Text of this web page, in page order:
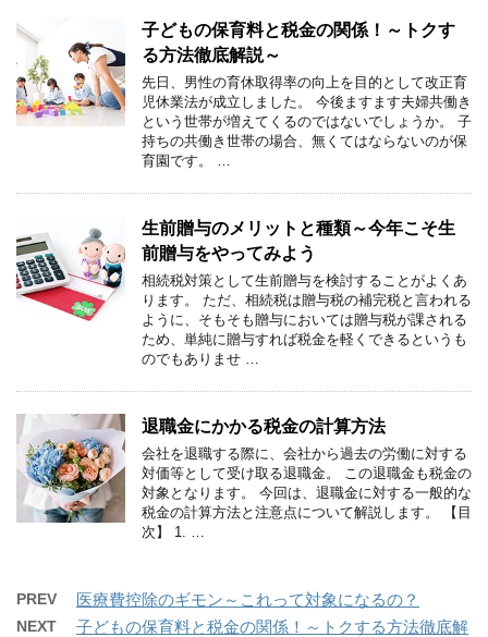
子どもの保育料と税金の関係！～トクす
る方法徹底解説～
先日、男性の育休取得率の向上を目的として改正育
児休業法が成立しました。 今後ますます夫婦共働き
という世帯が増えてくるのではないでしょうか。 子
持ちの共働き世帯の場合、無くてはならないのが保
育園です。 …
生前贈与のメリットと種類～今年こそ生
前贈与をやってみよう
相続税対策として生前贈与を検討することがよくあ
ります。 ただ、相続税は贈与税の補完税と言われる
ように、そもそも贈与においては贈与税が課される
ため、単純に贈与すれば税金を軽くできるというも
のでもありませ …
退職金にかかる税金の計算方法
会社を退職する際に、会社から過去の労働に対する
対価等として受け取る退職金。 この退職金も税金の
対象となります。 今回は、退職金に対する一般的な
税金の計算方法と注意点について解説します。 【目
次】 1. …
PREV 医療費控除のギモン～これって対象になるの？
NEXT
子どもの保育料と税金の関係！～トクする方法徹底解